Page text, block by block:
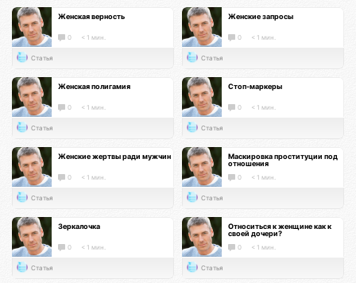
Женская верность
0 < 1 мин.
Статья
Женские запросы
0 < 1 мин.
Статья
Женская полигамия
0 < 1 мин.
Статья
Стоп-маркеры
0 < 1 мин.
Статья
Женские жертвы ради мужчин
0 < 1 мин.
Статья
Маскировка проституции под
отношения
0 < 1 мин.
Статья
Зеркалочка
0 < 1 мин.
Статья
Относиться к женщине как к
своей дочери?
0 < 1 мин.
Статья